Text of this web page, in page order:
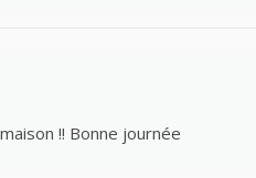
!! Bonne journée